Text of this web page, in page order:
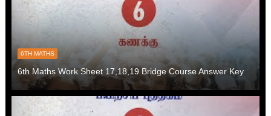
6TH MATHS
6th Maths Work Sheet 17,18,19 Bridge Course Answer Key